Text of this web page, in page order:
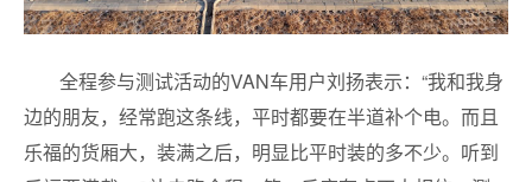
全程参与测试活动的VAN车用户刘扬表示：“我和我身
边的朋友，经常跑这条线，平时都要在半道补个电。而且
乐福的货厢大，装满之后，明显比平时装的多不少。听到